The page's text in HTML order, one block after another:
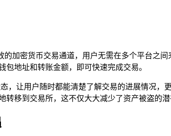
的加密货币交易通道，用户无需在多个平台之
地址和转账金额，即可快速完成交易。
，让用户随时都能清楚了解交易的进展情况
移到交易所，这不仅大大减少了资产被盗的